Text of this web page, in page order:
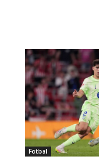
Fotbal